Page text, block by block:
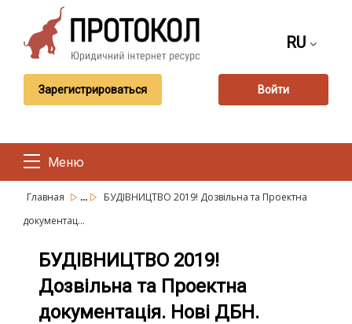
RU
Зарегистрироваться Войти
Меню
Главная ...
БУДІВНИЦТВО 2019! Дозвільна та Проектна
документац...
БУДІВНИЦТВО 2019!
Дозвільна та Проектна
документація. Нові ДБН.